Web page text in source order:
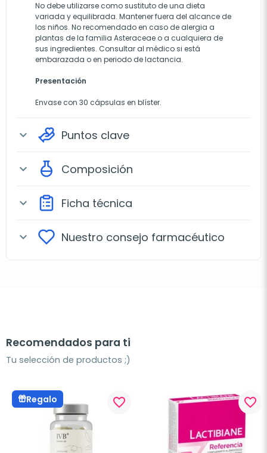
No debe utilizarse como sustituto de una dieta
variada y equilibrada. Mantener fuera del alcance de
los niños. No recomendado en caso de alergia a
plantas de la familia Asteraceae o a cualquiera de
sus ingredientes. Consultar al médico si está
embarazada o en periodo de lactancia.
Presentación
Envase con 30 cápsulas en blíster.
expand_more Puntos clave
expand_more Composición
expand_more Ficha técnica
expand_more Nuestro consejo farmacéutico
Recomendados para ti
Tu selección de productos ;)
Regalo favorite_border favorite_border